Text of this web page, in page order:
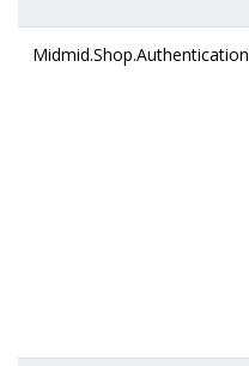
Midmid.Shop.Authentication